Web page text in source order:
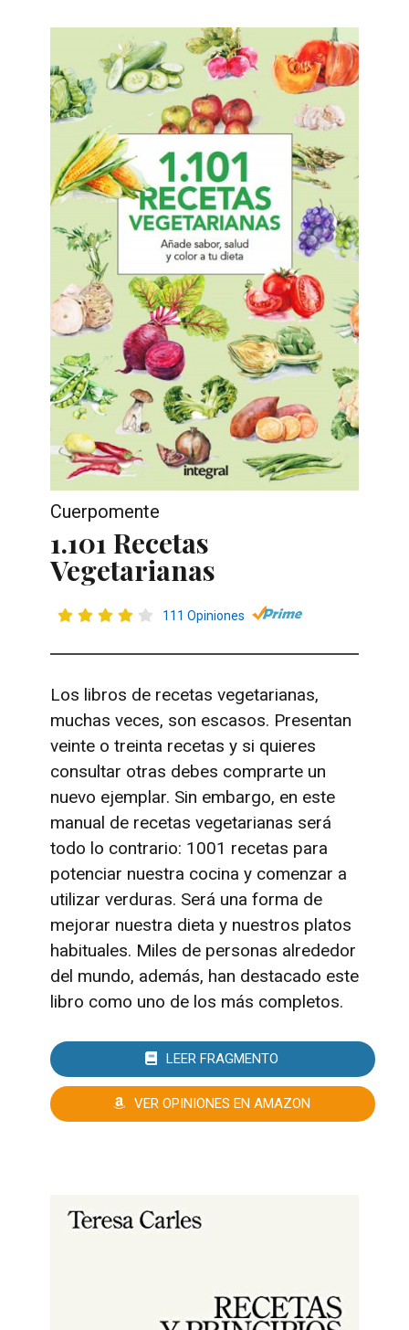
Cuerpomente
1.101 Recetas
Vegetarianas
111 Opiniones
Los libros de recetas vegetarianas,
muchas veces, son escasos. Presentan
veinte o treinta recetas y si quieres
consultar otras debes comprarte un
nuevo ejemplar. Sin embargo, en este
manual de recetas vegetarianas será
todo lo contrario: 1001 recetas para
potenciar nuestra cocina y comenzar a
utilizar verduras. Será una forma de
mejorar nuestra dieta y nuestros platos
habituales. Miles de personas alrededor
del mundo, además, han destacado este
libro como uno de los más completos.
LEER FRAGMENTO
VER OPINIONES EN AMAZON